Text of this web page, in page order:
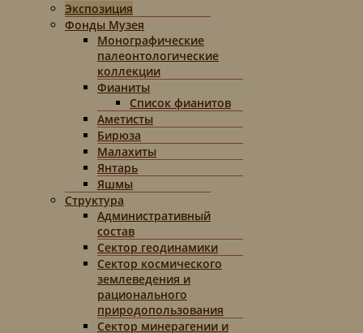
Экспозиция
Фонды Музея
Монографические
палеонтологические
коллекции
Фианиты
Список фианитов
Аметисты
Бирюза
Малахиты
Янтарь
Яшмы
Структура
Административный
состав
Сектор геодинамики
Сектор космического
землеведения и
рационального
природопользования
Сектор минерагении и